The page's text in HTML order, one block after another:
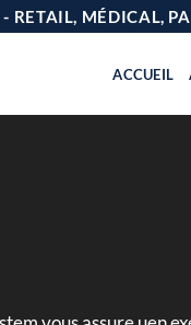
RETAIL, MÉDICAL,
ACCUEIL